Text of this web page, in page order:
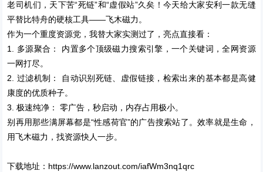
老司机们，天下苦“死链”和“虚假站”久矣！今天给大家安利一款无缝
平替比特舟的硬核工具——飞木磁力。
作为一个重度资源党，我替大家实测过了，亮点直接看：
1. 多源聚合： 内置多个顶级磁力搜索引擎，一个关键词，全网资源
一网打尽。
2. 过滤机制： 自动识别死链、虚假链接，检索出来的基本都是高健
康度的优质种子。
3. 极速纯净： 零广告，秒启动，内存占用极小。
别再用那些满屏幕都是“性感荷官”的广告搜索站了。效率就是生命，
用飞木磁力，找资源快人一步。
下载地址： https://www.lanzout.com/iafWm3nq1qrc